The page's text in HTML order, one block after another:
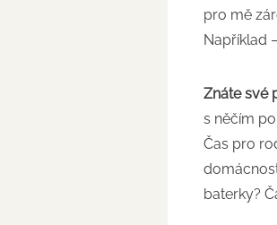
pro mě
Například
Znáte své
s něčím
Čas pro
baterky?